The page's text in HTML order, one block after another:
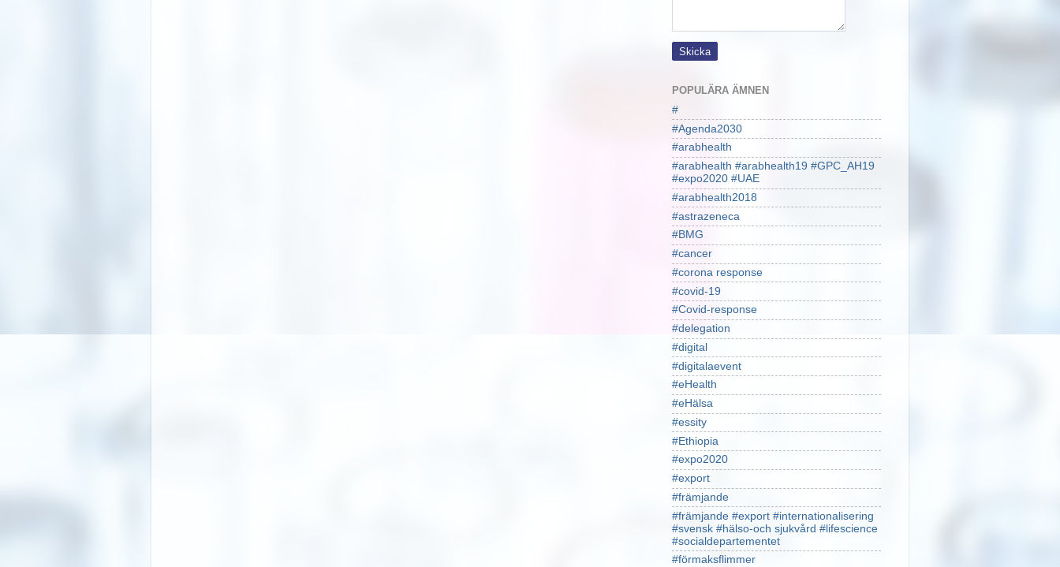
POPULÄRA ÄMNEN
#
#Agenda2030
#arabhealth
#arabhealth #arabhealth19 #GPC_AH19
#expo2020 #UAE
#arabhealth2018
#astrazeneca
#BMG
#cancer
#corona response
#covid-19
#Covid-response
#delegation
#digital
#digitalaevent
#eHealth
#eHälsa
#essity
#Ethiopia
#expo2020
#export
#främjande
#främjande #export #internationalisering
#svensk #hälso-och sjukvård #lifescience
#socialdepartementet
#förmaksflimmer